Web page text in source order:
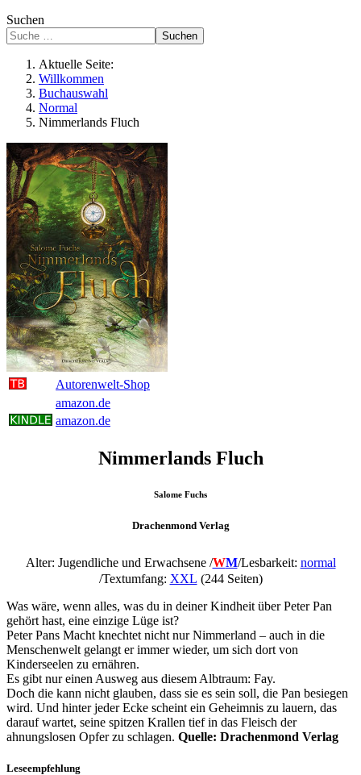
Suchen
Suchen
Aktuelle Seite:
Willkommen
Buchauswahl
Normal
Nimmerlands Fluch
Autorenwelt-Shop
amazon.de
amazon.de
Nimmerlands Fluch
Salome Fuchs
Drachenmond Verlag
Alter: Jugendliche und Erwachsene /WM/Lesbarkeit: normal
/Textumfang: XXL (244 Seiten)
Was wäre, wenn alles, was du in deiner Kindheit über Peter Pan
gehört hast, eine einzige Lüge ist?
Peter Pans Macht knechtet nicht nur Nimmerland – auch in die
Menschenwelt gelangt er immer wieder, um sich dort von
Kinderseelen zu ernähren.
Es gibt nur einen Ausweg aus diesem Albtraum: Fay.
Doch die kann nicht glauben, dass sie es sein soll, die Pan besiegen
wird. Und hinter jeder Ecke scheint ein Geheimnis zu lauern, das
darauf wartet, seine spitzen Krallen tief in das Fleisch der
ahnungslosen Opfer zu schlagen. Quelle: Drachenmond Verlag
Leseempfehlung